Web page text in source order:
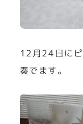
12月24日に
奏でます。